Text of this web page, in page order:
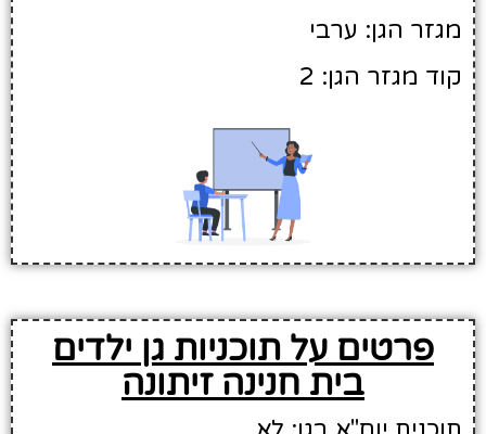
מגזר הגן: ערבי
קוד מגזר הגן: 2
פרטים על תוכניות גן ילדים
בית חנינה זיתונה